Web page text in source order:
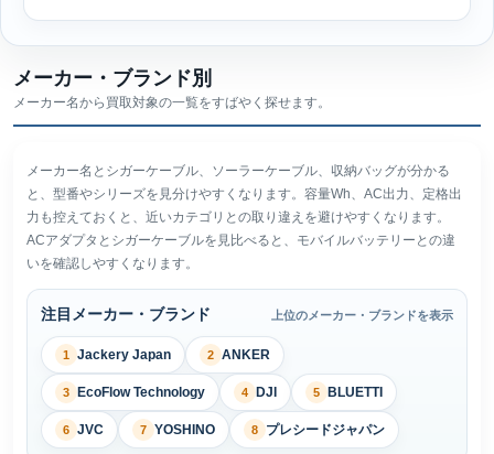
メーカー・ブランド別
メーカー名から買取対象の一覧をすばやく探せます。
メーカー名とシガーケーブル、ソーラーケーブル、収納バッグが分かる
と、型番やシリーズを見分けやすくなります。容量Wh、AC出力、定格出
力も控えておくと、近いカテゴリとの取り違えを避けやすくなります。
ACアダプタとシガーケーブルを見比べると、モバイルバッテリーとの違
いを確認しやすくなります。
注目メーカー・ブランド 上位のメーカー・ブランドを表示
1 Jackery Japan 2 ANKER
3 EcoFlow Technology 4 DJI 5 BLUETTI
6 JVC 7 YOSHINO 8 プレシードジャパン